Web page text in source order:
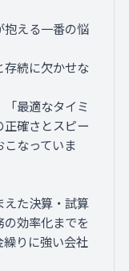
抱える一番の悩
存続に欠かせな
最適なタイミ
確さとスピー
なっていま
えた決算・試算
効率化までを
りに強い会社